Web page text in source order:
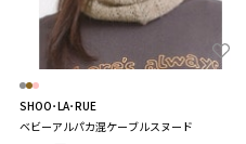
SHOO･LA･RUE
ベビーアルパカ混ケーブルスヌード